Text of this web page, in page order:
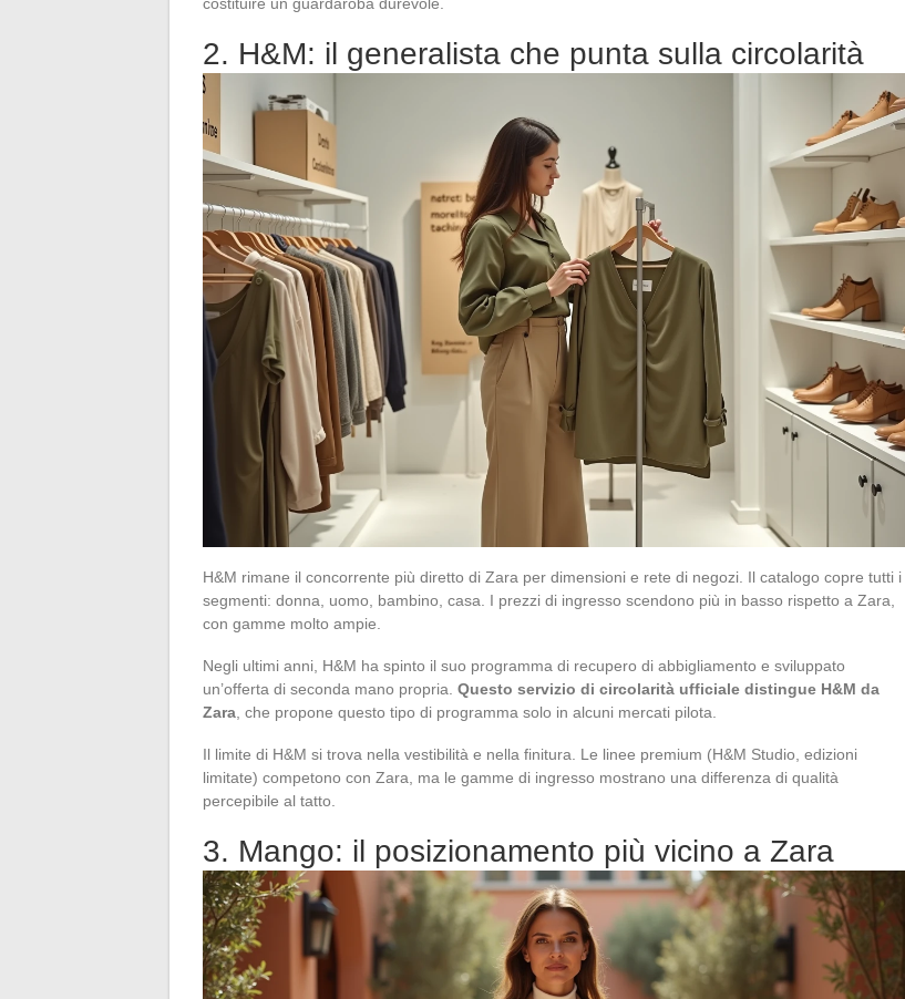
2. H&M: il generalista che punta sulla circolarità
H&M rimane il concorrente più diretto di Zara per dimensioni e rete di negozi. Il catalogo copre tutti i
segmenti: donna, uomo, bambino, casa. I prezzi di ingresso scendono più in basso rispetto a Zara,
con gamme molto ampie.
Negli ultimi anni, H&M ha spinto il suo programma di recupero di abbigliamento e sviluppato
un’offerta di seconda mano propria. Questo servizio di circolarità ufficiale distingue H&M da
Zara , che propone questo tipo di programma solo in alcuni mercati pilota.
Il limite di H&M si trova nella vestibilità e nella finitura. Le linee premium (H&M Studio, edizioni
limitate) competono con Zara, ma le gamme di ingresso mostrano una differenza di qualità
percepibile al tatto.
3. Mango: il posizionamento più vicino a Zara